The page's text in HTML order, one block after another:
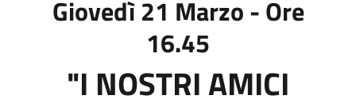
Giovedì 21 Marzo - Ore
16.45
"I NOSTRI AMICI